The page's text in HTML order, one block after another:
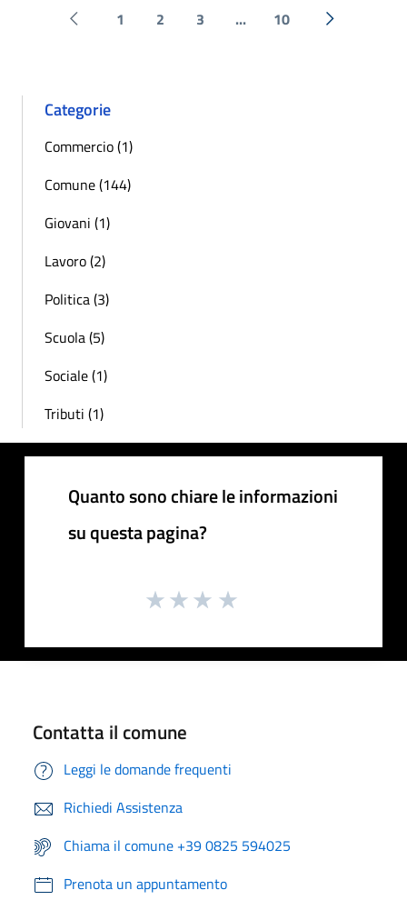
Pagina precedente
1 2 3 ... 10 Successiva
Categorie
Commercio (1)
Comune (144)
Giovani (1)
Lavoro (2)
Politica (3)
Scuola (5)
Sociale (1)
Tributi (1)
Quanto sono chiare le informazioni
su questa pagina?
Contatta il comune
Leggi le domande frequenti
Richiedi Assistenza
Chiama il comune +39 0825 594025
Prenota un appuntamento